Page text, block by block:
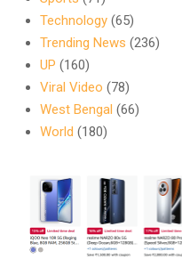
Technology (65)
Trending News (236)
UP (160)
Viral Video (78)
West Bengal (66)
World (180)